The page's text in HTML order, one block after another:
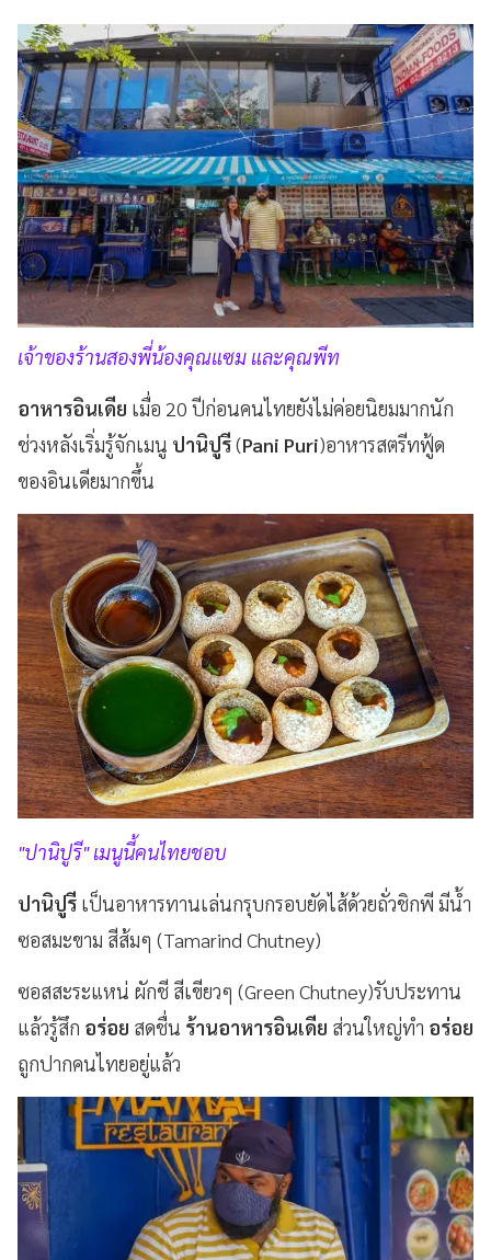
เจ้าของร้านสองพี่น้องคุณแซม และคุณพีท
อาหารอินเดีย เมื่อ 20 ปีก่อนคนไทยยังไม่ค่อยนิยมมากนัก
ช่วงหลังเริ่มรู้จักเมนู ปานิปูรี(Pani Puri)อาหารสตรีทฟู้ด
ของอินเดียมากขึ้น
"ปานิปูรี" เมนูนี้คนไทยชอบ
ปานิปูรี เป็นอาหารทานเล่นกรุบกรอบยัดไส้ด้วยถั่วชิกพี มีน้ำ
ซอสมะขาม สีส้มๆ (Tamarind Chutney)
ซอสสะระแหน่ ผักชี สีเขียวๆ (Green Chutney)รับประทาน
แล้วรู้สึก อร่อย สดชื่น ร้านอาหารอินเดีย ส่วนใหญ่ทำ อร่อย
ถูกปากคนไทยอยู่แล้ว